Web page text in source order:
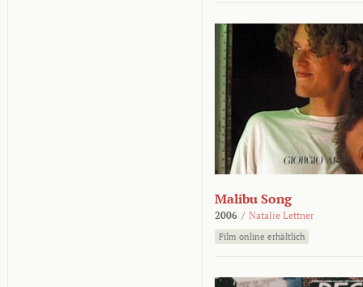
Malibu Song
2006 / Natalie Lettner
Film online erhältlich